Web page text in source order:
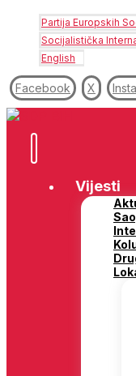
Partija Europskih
Socijalistička
English
Facebook X
Vijesti